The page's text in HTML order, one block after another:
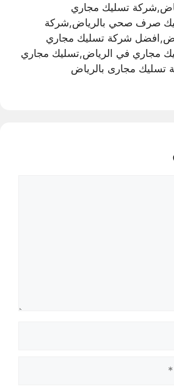
تسليك مجاري
صرف صحي بالرياض,شركة
شركة تسليك مجاري
مجاري في الرياض,تسليك مجاري
تسليك مجارى بالرياض